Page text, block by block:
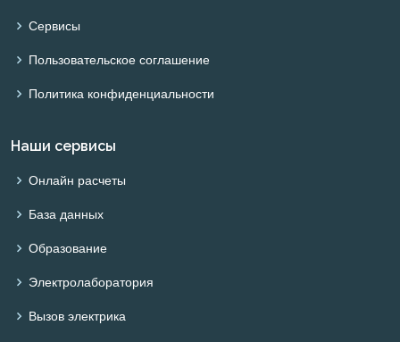
Сервисы
Пользовательское соглашение
Политика конфиденциальности
Наши сервисы
Онлайн расчеты
База данных
Образование
Электролаборатория
Вызов электрика